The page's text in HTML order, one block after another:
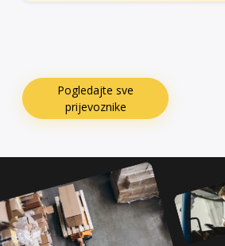
Pogledajte sve
prijevoznike